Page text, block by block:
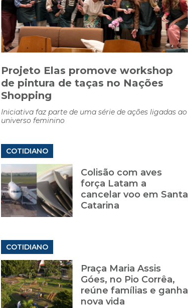
Projeto Elas promove workshop
de pintura de taças no Nações
Shopping
Iniciativa faz parte de uma série de ações ligadas ao
universo feminino
COTIDIANO
Colisão com aves
força Latam a
cancelar voo em Santa
Catarina
COTIDIANO
Praça Maria Assis
Góes, no Pio Corrêa,
reúne famílias e ganha
nova vida